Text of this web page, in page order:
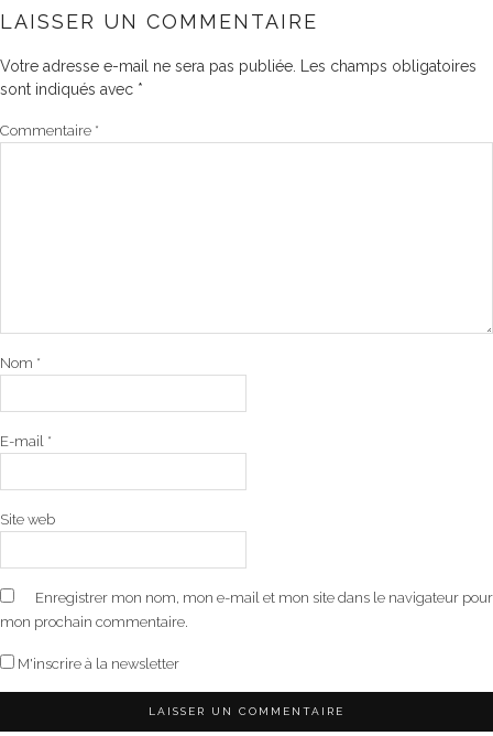
LAISSER UN COMMENTAIRE
Votre adresse e-mail ne sera pas publiée.
Les champs obligatoires
sont indiqués avec *
Commentaire *
Nom *
E-mail *
Site web
Enregistrer mon nom, mon e-mail et mon site dans le navigateur pour
mon prochain commentaire.
M'inscrire à la newsletter